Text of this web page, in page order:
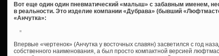
Вот еще один один пневматический «малыш» с забавным именем,
в реальности. Это изделие компании «Дубрава» (бывший
«Анчутка»:
Впервые «чертенок» (Анчутка у восточных славян) засветился с год
собственного наименования, а был просто компактной версией